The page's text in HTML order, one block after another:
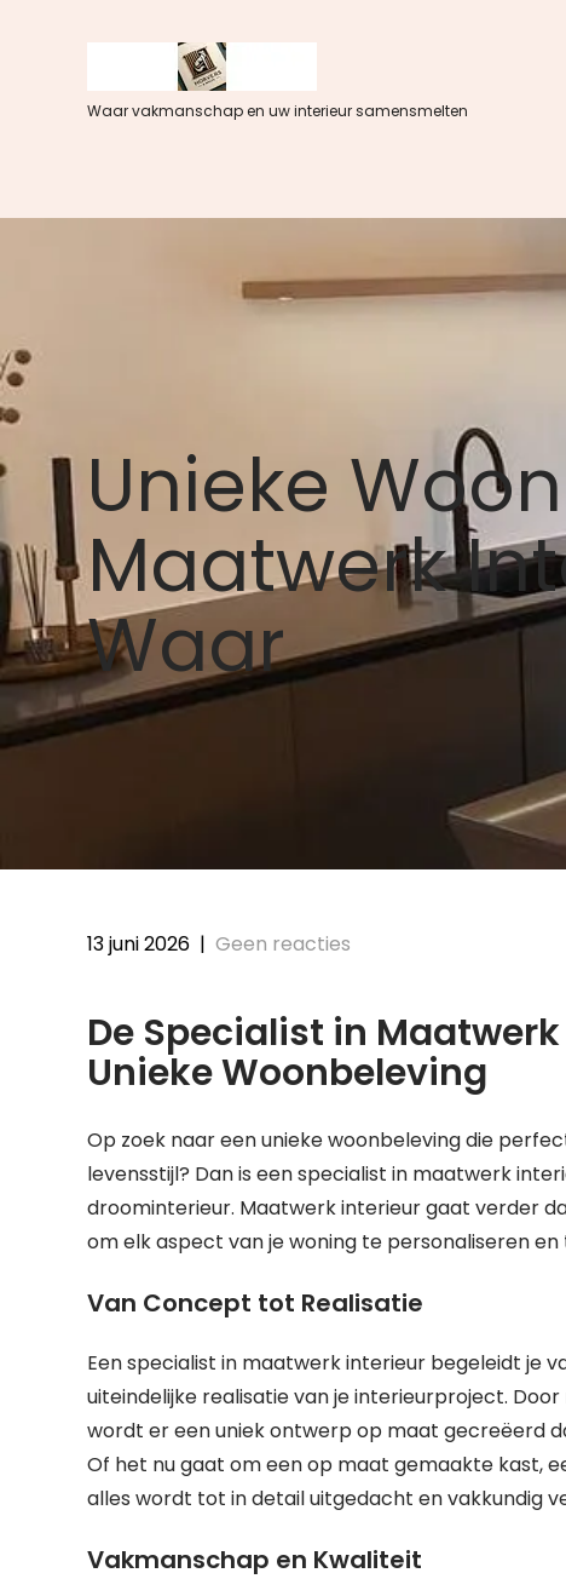
Waar vakmanschap en uw interieur samensmelten
Unieke
Maatwerk
Waar
13 juni 2026 | Geen reacties
De Specialist in
Unieke Woonbeleving
Op zoek naar een unieke woonbeleving die
levensstijl? Dan is een specialist in maatwerk
droominterieur. Maatwerk interieur gaat verder
om elk aspect van je woning te personaliseren
Van Concept tot Realisatie
Een specialist in maatwerk interieur begeleidt je
uiteindelijke realisatie van je interieurproject.
wordt er een uniek ontwerp op maat gecreëerd
Of het nu gaat om een op maat gemaakte kast,
alles wordt tot in detail uitgedacht en vakkundig
Vakmanschap en Kwaliteit